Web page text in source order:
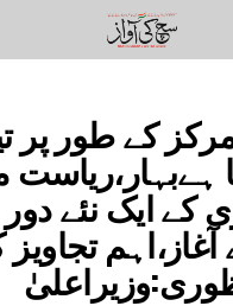
کے طور پر
ہےبہار،ریاست
کے ایک نئے دور